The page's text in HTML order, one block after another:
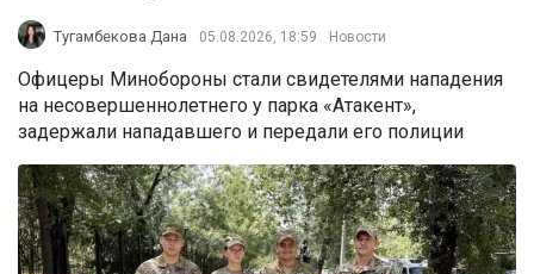
Тугамбекова Дана 05.08.2026, 18:59 Новости
Офицеры Минобороны стали свидетелями нападения
на несовершеннолетнего у парка «Атакент»,
задержали нападавшего и передали его полиции